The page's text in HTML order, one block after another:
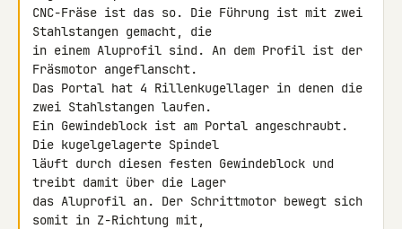
CNC-Fräse ist das so. Die Führung ist mit zwei
Stahlstangen gemacht, die
in einem Aluprofil sind. An dem Profil ist der
Fräsmotor angeflanscht.
Das Portal hat 4 Rillenkugellager in denen die
zwei Stahlstangen laufen.
Ein Gewindeblock ist am Portal angeschraubt.
Die kugelgelagerte Spindel
läuft durch diesen festen Gewindeblock und
treibt damit über die Lager
das Aluprofil an. Der Schrittmotor bewegt sich
somit in Z-Richtung mit,